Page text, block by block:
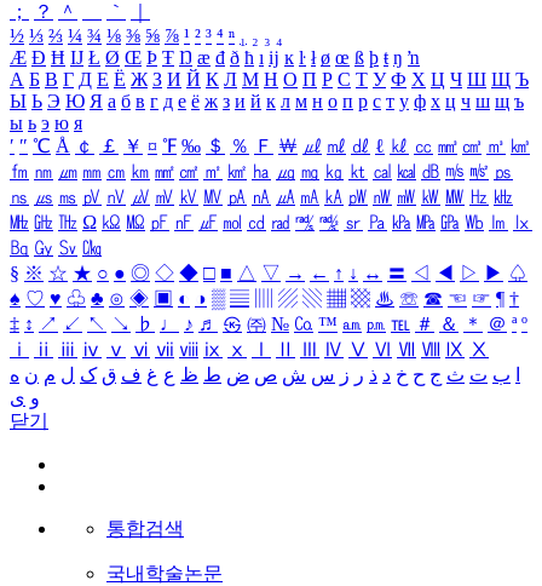
；
？ ＾ ｀
½ ⅓ ⅔ ¼ ¾ ⅛ ⅜ ⅝ ⅞ ¹ ² ³ ⁴ ⁿ ₁ ₂ ₃ ₄
Æ Ð Ħ Ĳ Ł Ø Œ Þ Ŧ Ŋ æ đ ð ħ ı ĳ ĸ ŀ ł ø œ ß þ ŧ ŋ ŉ
А Б В Г Д Е Ё Ж З И Й К Л М Н О П Р С Т У Ф Х Ц Ч Ш Щ Ъ
Ы Ь Э Ю Я а б в г д е ё ж з и й к л м н о п р с т у ф х ц ч ш щ ъ
ы ь э ю я
′ ″ ℃ Å ￠ ￡ ￥ ¤ ℉ ‰ ＄ ％ Ｆ ￦ ㎕ ㎖ ㎗ ℓ ㎘ ㏄ ㎣ ㎤ ㎥ ㎦
㎙ ㎚ ㎛ ㎜ ㎝ ㎞ ㎟ ㎠ ㎡ ㎢ ㏊ ㎍ ㎎ ㎏ ㏏ ㎈ ㎉ ㏈ ㎧ ㎨ ㎰
㎱ ㎲ ㎳ ㎴ ㎵ ㎶ ㎷ ㎸ ㎹ ㎀ ㎁ ㎂ ㎃ ㎄ ㎺ ㎻ ㎽ ㎾ ㎿ ㎐ ㎑
㎒ ㎓ ㎔ Ω ㏀ ㏁ ㎊ ㎋ ㎌ ㏖ ㏅ ㎭ ㎮ ㎯ ㏛ ㎩ ㎪ ㎫ ㎬ ㏝ ㏐
㏓
㏃ ㏉ ㏜ ㏆
§ ※ ☆ ★ ○ ● ◎ ◇ ◆ □ ■ △ ▽ → ← ↑ ↓ ↔ 〓 ◁ ◀ ▷ ▶ ♤
♠ ♡ ♥ ♧ ♣ ⊙ ◈ ▣ ◐ ◑ ▒ ▤ ▨ ▧ ▦ ▩ ♨ ☏ ☎ ☜ ☞ ¶ †
‡ ↕ ↗ ↙ ↖ ↘ ♭ ♩ ♪ ♬ ㉿ ㈜ № ㏇ ™ ㏂ ㏘ ℡ ＃ ＆ ＊ ＠ ª º
ⅰ
ⅱ ⅲ ⅳ ⅴ ⅵ ⅶ ⅷ ⅸ ⅹ Ⅳ Ⅴ Ⅵ Ⅶ Ⅷ Ⅸ Ⅹ
ب ت ث ج ح خ د ذ ر ز س ش ص ض ط ظ ع غ ف ق ک ل م ن ه
و ی
닫기
통합검색
국내학술논문